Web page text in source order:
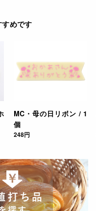
めです
MC・母の日リボン / 1
個
248円